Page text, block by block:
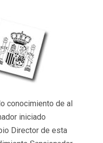
conocimiento de al
iniciado
Director de esta